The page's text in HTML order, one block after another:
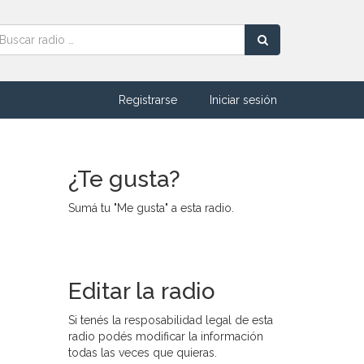
Registrarse Iniciar sesión
¿Te gusta?
Sumá tu "Me gusta" a esta radio.
Editar la radio
Si tenés la resposabilidad legal de esta
radio podés modificar la información
todas las veces que quieras.